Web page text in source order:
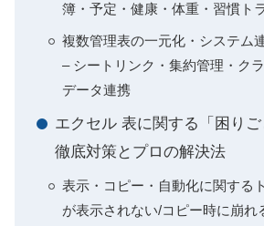
簿・予定・健康・体重・習慣ト
複数管理表の一元化・システム
– シートリンク・集約管理・ク
データ連携
エクセル 表に関する「困りご
徹底対策とプロの解決法
表示・コピー・自動化に関する
が表示されない/コピー時に崩れ